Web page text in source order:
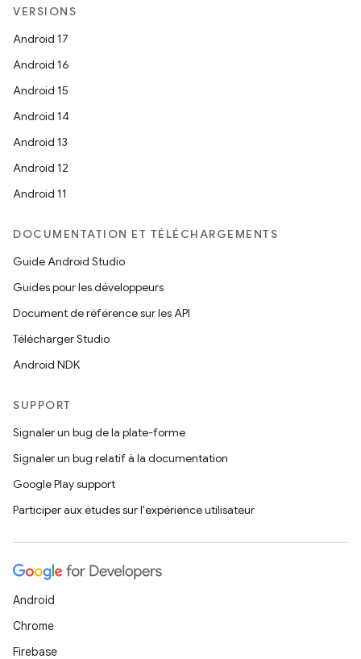
VERSIONS
Android 17
Android 16
Android 15
Android 14
Android 13
Android 12
Android 11
DOCUMENTATION ET TÉLÉCHARGEMENTS
Guide Android Studio
Guides pour les développeurs
Document de référence sur les API
Télécharger Studio
Android NDK
SUPPORT
Signaler un bug de la plate-forme
Signaler un bug relatif à la documentation
Google Play support
Participer aux études sur l'expérience utilisateur
Android
Chrome
Firebase